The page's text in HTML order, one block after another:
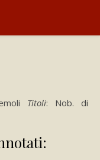
Titoli: Nob. di